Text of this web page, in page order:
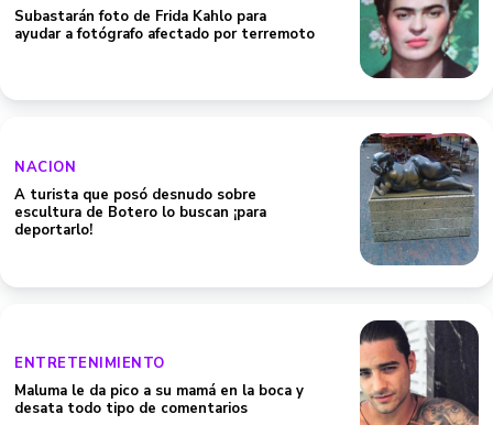
Subastarán foto de Frida Kahlo para
ayudar a fotógrafo afectado por terremoto
NACION
A turista que posó desnudo sobre
escultura de Botero lo buscan ¡para
deportarlo!
ENTRETENIMIENTO
Maluma le da pico a su mamá en la boca y
desata todo tipo de comentarios